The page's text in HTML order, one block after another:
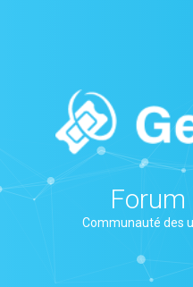
Forum
Communauté des